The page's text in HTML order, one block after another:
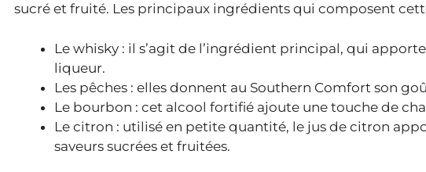
sucré et fruité. Les principaux ingrédients qui composent
Le whisky : il s’agit de l’ingrédient principal, qui
liqueur.
Les pêches : elles donnent au Southern Comfort son
Le bourbon : cet alcool fortifié ajoute une touche de
Le citron : utilisé en petite quantité, le jus de citron
saveurs sucrées et fruitées.